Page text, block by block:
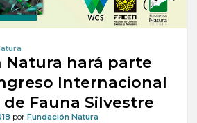
Natura hará parte
Internacional
Fauna Silvestre
por Fundación Natura